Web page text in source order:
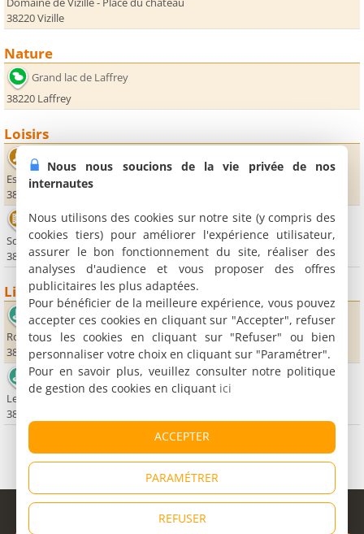
38220 Vizille
Nature
Grand lac de Laffrey
38220 Laffrey
Loisirs
Salle de l'Oriel
Espace Charles de Gaulle
38760 Varces Allières et Risset
Cinéma le Jeu de Paume
Square de la Révolution
38220 Vizille
Lieux sportifs
Golf international de Grenoble
Route de Montavie
38320 Bresson
Golf Club d'Uriage
Les Alberges
38410 Vaulnaveys le Haut
© Copyright 1998 - 2026
Nous nous soucions de la vie privée de nos
internautes
Nous utilisons des cookies sur notre site (y compris des
cookies tiers) pour améliorer l'expérience utilisateur,
assurer le bon fonctionnement du site, réaliser des
analyses d'audience et vous proposer des offres
publicitaires les plus adaptées.
Pour bénéficier de la meilleure expérience, vous pouvez
accepter ces cookies en cliquant sur "Accepter", refuser
tous les cookies en cliquant sur "Refuser" ou bien
personnaliser votre choix en cliquant sur "Paramétrer".
Pour en savoir plus, veuillez consulter notre politique
de gestion des cookies en cliquant ici
ACCEPTER
PARAMÉTRER
REFUSER